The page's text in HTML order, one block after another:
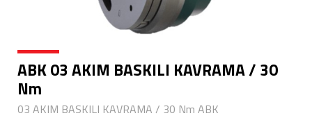
ABK 03 AKIM BASKILI KAVRAMA / 30
Nm
03 AKIM BASKILI KAVRAMA / 30 Nm ABK